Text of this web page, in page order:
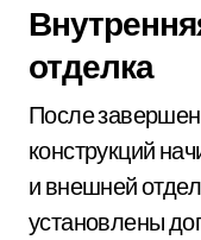
отделка
После
конструкций
и внешней
установлены